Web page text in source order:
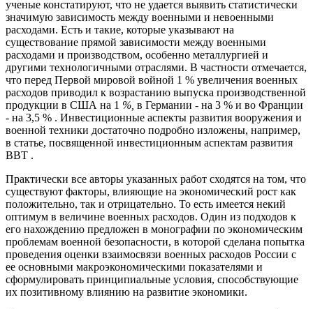
ученые констатируют, что не удается выявить статистически
значимую зависимость между военными и невоенными
расходами. Есть и такие, которые указывают на
существование прямой зависимости между военными
расходами и производством, особенно металлургией и
другими технологичными отраслями. В частности отмечается,
что перед Первой мировой войной 1 % увеличения военных
расходов приводил к возрастанию выпуска производственной
продукции в США на 1 %, в Германии - на 3 % и во Франции
- на 3,5 % . Инвестиционные аспекты развития вооружения и
военной техники достаточно подробно изложены, например,
в статье, посвященной инвестиционным аспектам развития
ВВТ .
Практически все авторы указанных работ сходятся на том, что
существуют факторы, влияющие на экономический рост как
положительно, так и отрицательно. То есть имеется некий
оптимум в величине военных расходов. Один из подходов к
его нахождению предложен в монографии по экономическим
проблемам военной безопасности, в которой сделана попытка
проведения оценки взаимосвязи военных расходов России с
ее основными макроэкономическими показателями и
сформулировать принципиальные условия, способствующие
их позитивному влиянию на развитие экономики.